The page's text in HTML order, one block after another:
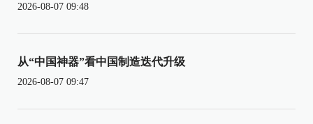
2026-08-07 09:48
从“中国神器”看中国制造迭代升级
2026-08-07 09:47